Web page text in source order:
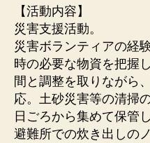
【活動内容】
災害支援活動。
災害ボランティアの経
時の必要な物資を把握
間と調整を取りながら
応。土砂災害等の清掃
日ごろから集めて保管
避難所での炊き出しの